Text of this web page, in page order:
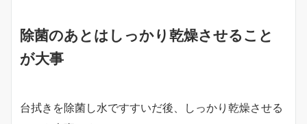
除菌のあとはしっかり乾燥させること
が大事
台拭きを除菌し水ですすいだ後、しっかり乾燥させる